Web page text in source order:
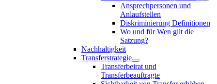
Ansprechpersonen und
Anlaufstellen
Diskriminierung Definitionen
Wo und für Wen gilt die
Satzung?
Nachhaltigkeit
Transferstrategie
Transferbeirat und
Transferbeauftragte